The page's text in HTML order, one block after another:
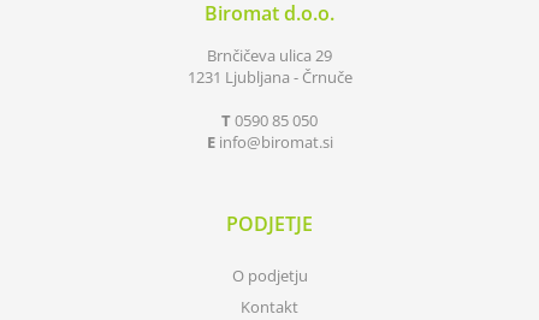
Biromat d.o.o.
Brnčičeva ulica 29
1231 Ljubljana - Črnuče
T0590 85 050
E info biromat.si
PODJETJE
O podjetju
Kontakt